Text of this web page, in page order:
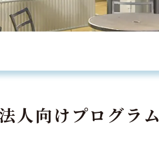
人向けプログラム